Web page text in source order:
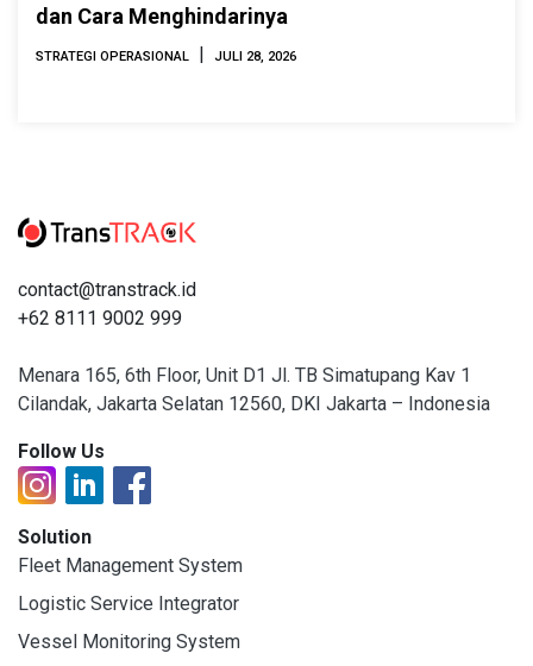
dan Cara Menghindarinya
STRATEGI OPERASIONAL | JULI 28, 2026
contact@transtrack.id
+62 8111 9002 999
Menara 165, 6th Floor, Unit D1 Jl. TB Simatupang Kav 1
Cilandak, Jakarta Selatan 12560, DKI Jakarta – Indonesia
Follow Us
Solution
Fleet Management System
Logistic Service Integrator
Vessel Monitoring System